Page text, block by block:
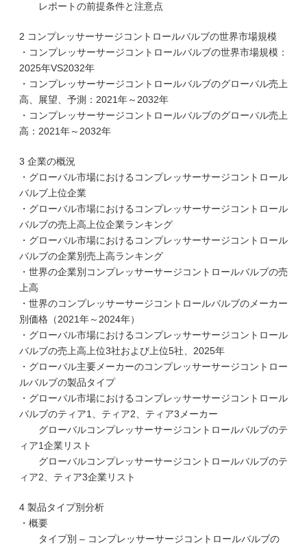
レポートの前提条件と注意点
2 コンプレッサーサージコントロールバルブの世界市場規模
・コンプレッサーサージコントロールバルブの世界市場規模：
2025年VS2032年
・コンプレッサーサージコントロールバルブのグローバル売上
高、展望、予測：2021年～2032年
・コンプレッサーサージコントロールバルブのグローバル売上
高：2021年～2032年
3 企業の概況
・グローバル市場におけるコンプレッサーサージコントロール
バルブ上位企業
・グローバル市場におけるコンプレッサーサージコントロール
バルブの売上高上位企業ランキング
・グローバル市場におけるコンプレッサーサージコントロール
バルブの企業別売上高ランキング
・世界の企業別コンプレッサーサージコントロールバルブの売
上高
・世界のコンプレッサーサージコントロールバルブのメーカー
別価格（2021年～2024年）
・グローバル市場におけるコンプレッサーサージコントロール
バルブの売上高上位3社および上位5社、2025年
・グローバル主要メーカーのコンプレッサーサージコントロー
ルバルブの製品タイプ
・グローバル市場におけるコンプレッサーサージコントロール
バルブのティア1、ティア2、ティア3メーカー
グローバルコンプレッサーサージコントロールバルブのテ
ィア1企業リスト
グローバルコンプレッサーサージコントロールバルブのテ
ィア2、ティア3企業リスト
4 製品タイプ別分析
・概要
タイプ別 – コンプレッサーサージコントロールバルブの